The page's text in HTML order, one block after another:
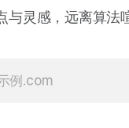
与灵感，远离算法